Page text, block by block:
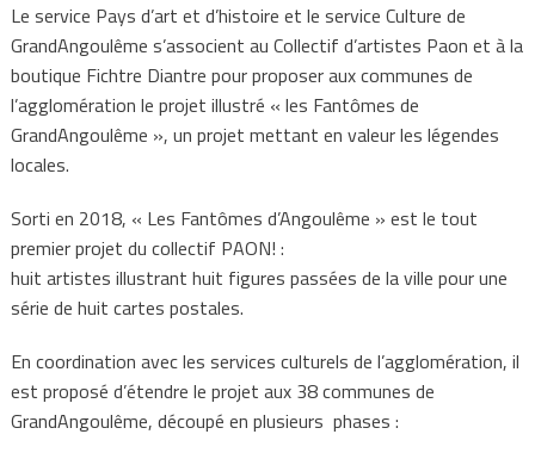
Le service Pays d’art et d’histoire et le service Culture de
GrandAngoulême s’associent au Collectif d’artistes Paon et à la
boutique Fichtre Diantre pour proposer aux communes de
l’agglomération le projet illustré « les Fantômes de
GrandAngoulême », un projet mettant en valeur les légendes
locales.
Sorti en 2018, « Les Fantômes d’Angoulême » est le tout
premier projet du collectif PAON! :
huit artistes illustrant huit figures passées de la ville pour une
série de huit cartes postales.
En coordination avec les services culturels de l’agglomération, il
est proposé d’étendre le projet aux 38 communes de
GrandAngoulême, découpé en plusieurs phases :